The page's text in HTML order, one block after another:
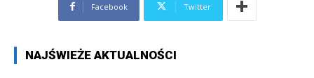
Facebook Twitter
NAJŚWIEŻE AKTUALNOŚCI